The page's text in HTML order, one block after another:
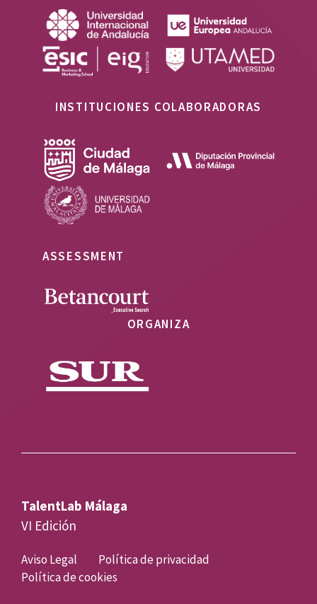
INSTITUCIONES COLABORADORAS
ASSESSMENT
ORGANIZA
TalentLab Málaga
VI Edición
Aviso Legal
Política de privacidad
Política de cookies